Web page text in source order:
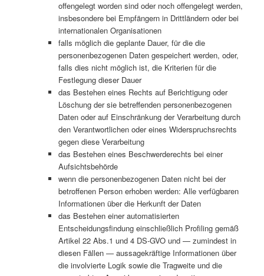
offengelegt worden sind oder noch offengelegt werden,
insbesondere bei Empfängern in Drittländern oder bei
internationalen Organisationen
falls möglich die geplante Dauer, für die die
personenbezogenen Daten gespeichert werden, oder,
falls dies nicht möglich ist, die Kriterien für die
Festlegung dieser Dauer
das Bestehen eines Rechts auf Berichtigung oder
Löschung der sie betreffenden personenbezogenen
Daten oder auf Einschränkung der Verarbeitung durch
den Verantwortlichen oder eines Widerspruchsrechts
gegen diese Verarbeitung
das Bestehen eines Beschwerderechts bei einer
Aufsichtsbehörde
wenn die personenbezogenen Daten nicht bei der
betroffenen Person erhoben werden: Alle verfügbaren
Informationen über die Herkunft der Daten
das Bestehen einer automatisierten
Entscheidungsfindung einschließlich Profiling gemäß
Artikel 22 Abs.1 und 4 DS-GVO und — zumindest in
diesen Fällen — aussagekräftige Informationen über
die involvierte Logik sowie die Tragweite und die